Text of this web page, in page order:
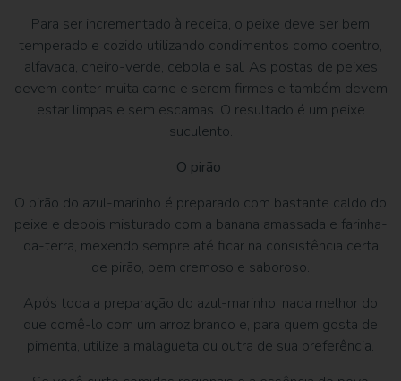
Para ser incrementado à receita, o peixe deve ser bem
temperado e cozido utilizando condimentos como coentro,
alfavaca, cheiro-verde, cebola e sal. As postas de peixes
devem conter muita carne e serem firmes e também devem
estar limpas e sem escamas. O resultado é um peixe
suculento.
O pirão
O pirão do azul-marinho é preparado com bastante caldo do
peixe e depois misturado com a banana amassada e farinha-
da-terra, mexendo sempre até ficar na consistência certa
de pirão, bem cremoso e saboroso.
Após toda a preparação do azul-marinho, nada melhor do
que comê-lo com um arroz branco e, para quem gosta de
pimenta, utilize a malagueta ou outra de sua preferência.